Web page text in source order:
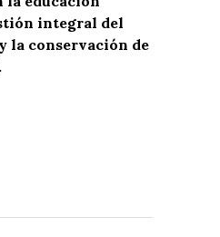
integral del
la conservación de